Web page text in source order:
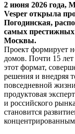
2 июня 2026 года,
Vesper открыла
Погодинская,
самых престижных
Москвы.
Проект формирует
домов. Почти 15 лет
этот формат,
решения и внедряя
повседневной
продуктовая
и российского
становится